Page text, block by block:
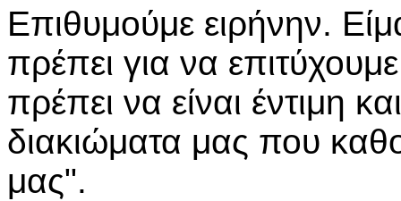
Επιθυμούμε ειρήνην.
πρέπει για να
πρέπει να είναι έντιμη
διακιώματα μας που
μας".